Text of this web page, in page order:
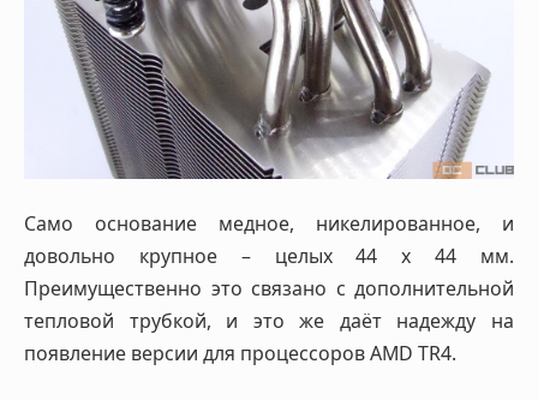
Само основание медное, никелированное, и
довольно крупное – целых 44 х 44 мм.
Преимущественно это связано с дополнительной
тепловой трубкой, и это же даёт надежду на
появление версии для процессоров AMD TR4.